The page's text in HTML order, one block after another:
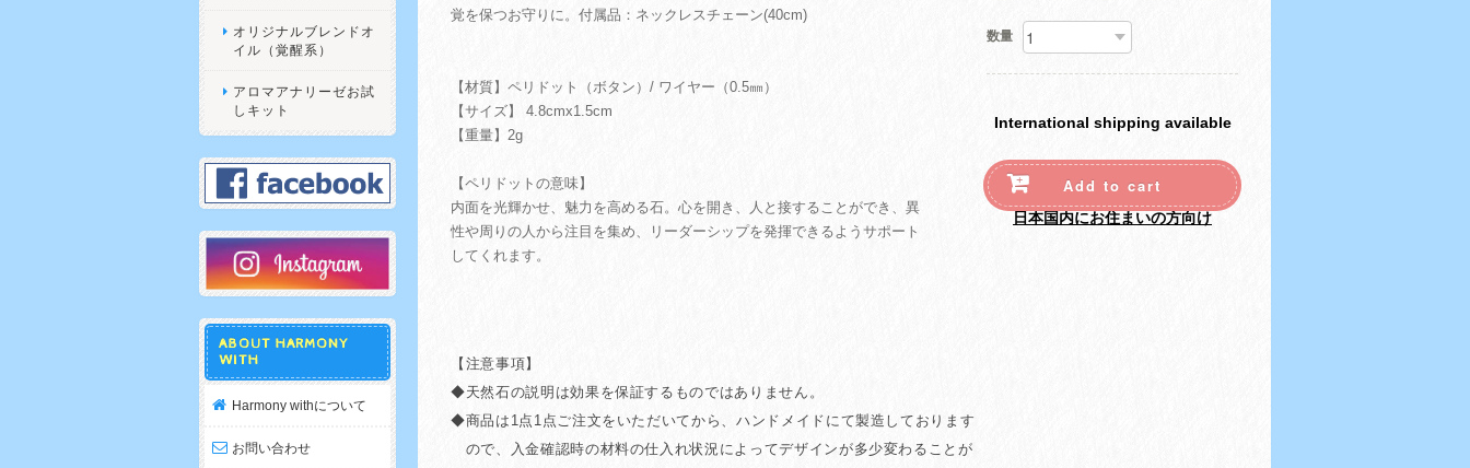
覚を保つお守りに。付属品：ネックレスチェーン(40cm)
【材質】ペリドット（ボタン）/ ワイヤー（0.5㎜）
【サイズ】 4.8cmx1.5cm
【重量】2g
【ペリドットの意味】
内面を光輝かせ、魅力を高める石。心を開き、人と接することができ、異
性や周りの人から注目を集め、リーダーシップを発揮できるようサポート
してくれます。
数量
International shipping available
Add to cart
日本国内にお住まいの方向け
【注意事項】
◆天然石の説明は効果を保証するものではありません。
◆商品は1点1点ご注文をいただいてから、ハンドメイドにて製造しております
ので、入金確認時の材料の仕入れ状況によってデザインが多少変わることが
オリジナルブレンドオ
イル（覚醒系）
アロマアナリーゼお試
しキット
ABOUT HARMONY
WITH
Harmony withについて
お問い合わせ